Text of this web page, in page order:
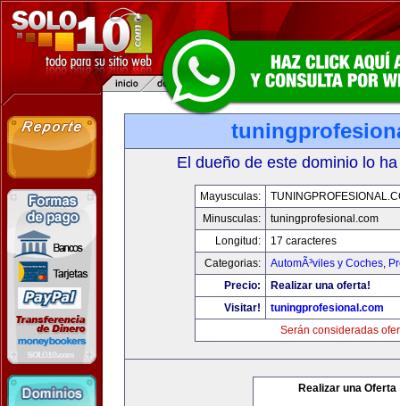
El dueño de este dominio lo
Mayusculas:
Minusculas:
tuningprofesional.com
Longitud:
17 caracteres
Categorias:
AutomÃ³viles y Coches,
Precio:
Realizar una oferta!
Visitar!
tuningprofesional.com
Serán consideradas
Realizar una Oferta